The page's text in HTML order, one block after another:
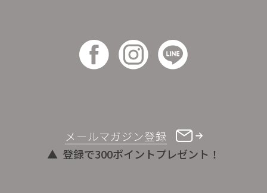
メールマガジン登録
登録で300ポイントプレゼント！